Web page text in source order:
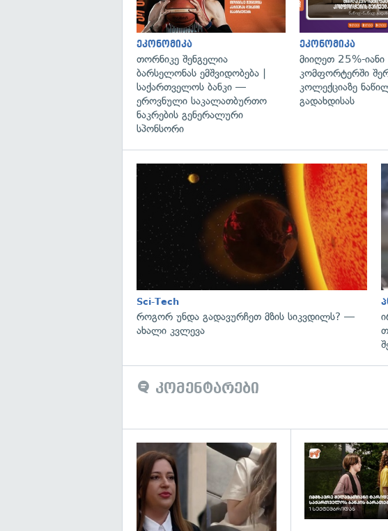
ეკონომიკა
თორნიკე შენგელია
ბარსელონას ემშვიდობება |
საქართველოს ბანკი —
ეროვნული საკალათბურთო
ნაკრების გენერალური
სპონსორი
ეკონომიკა
მიიღეთ 25%-
კომფორტერში
კოლექციაზე
გადახდისას
Sci-Tech
როგორ უნდა გადავურჩეთ მზის სიკვდილს? —
ახალი კვლევა
კომენტარები
გადახედვა